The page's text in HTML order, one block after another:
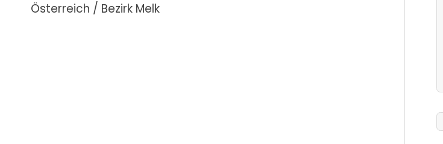
Österreich / Bezirk Melk